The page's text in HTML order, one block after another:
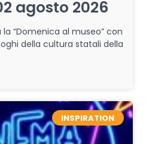
agosto 2026
“Domenica al museo” con
della cultura statali della
INSPIRATION